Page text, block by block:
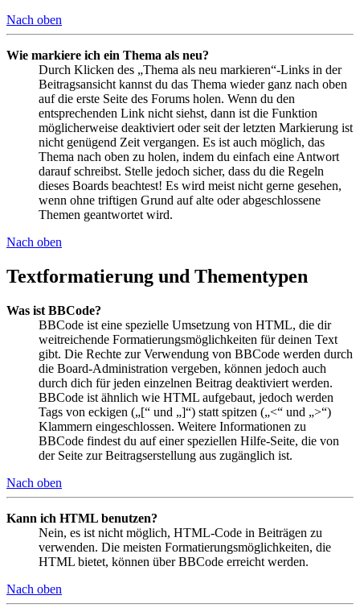
Nach oben
Wie markiere ich ein Thema als neu?
Durch Klicken des „Thema als neu markieren“-Links in der
Beitragsansicht kannst du das Thema wieder ganz nach oben
auf die erste Seite des Forums holen. Wenn du den
entsprechenden Link nicht siehst, dann ist die Funktion
möglicherweise deaktiviert oder seit der letzten Markierung ist
nicht genügend Zeit vergangen. Es ist auch möglich, das
Thema nach oben zu holen, indem du einfach eine Antwort
darauf schreibst. Stelle jedoch sicher, dass du die Regeln
dieses Boards beachtest! Es wird meist nicht gerne gesehen,
wenn ohne triftigen Grund auf alte oder abgeschlossene
Themen geantwortet wird.
Nach oben
Textformatierung und Thementypen
Was ist BBCode?
BBCode ist eine spezielle Umsetzung von HTML, die dir
weitreichende Formatierungsmöglichkeiten für deinen Text
gibt. Die Rechte zur Verwendung von BBCode werden durch
die Board-Administration vergeben, können jedoch auch
durch dich für jeden einzelnen Beitrag deaktiviert werden.
BBCode ist ähnlich wie HTML aufgebaut, jedoch werden
Tags von eckigen („[“ und „]“) statt spitzen („<“ und „>“)
Klammern eingeschlossen. Weitere Informationen zu
BBCode findest du auf einer speziellen Hilfe-Seite, die von
der Seite zur Beitragserstellung aus zugänglich ist.
Nach oben
Kann ich HTML benutzen?
Nein, es ist nicht möglich, HTML-Code in Beiträgen zu
verwenden. Die meisten Formatierungsmöglichkeiten, die
HTML bietet, können über BBCode erreicht werden.
Nach oben